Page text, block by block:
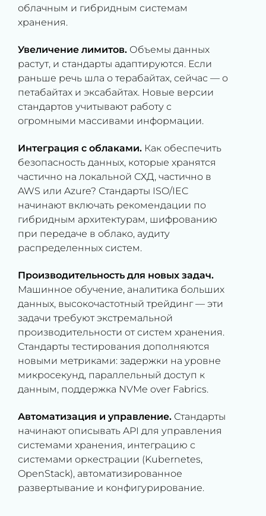
облачным и гибридным системам
хранения.
Увеличение лимитов. Объемы данных
растут, и стандарты адаптируются. Если
раньше речь шла о терабайтах, сейчас — о
петабайтах и эксабайтах. Новые версии
стандартов учитывают работу с
огромными массивами информации.
Интеграция с облаками. Как обеспечить
безопасность данных, которые хранятся
частично на локальной СХД, частично в
AWS или Azure? Стандарты ISO/IEC
начинают включать рекомендации по
гибридным архитектурам, шифрованию
при передаче в облако, аудиту
распределенных систем.
Производительность для новых задач.
Машинное обучение, аналитика больших
данных, высокочастотный трейдинг — эти
задачи требуют экстремальной
производительности от систем хранения.
Стандарты тестирования дополняются
новыми метриками: задержки на уровне
микросекунд, параллельный доступ к
данным, поддержка NVMe over Fabrics.
Автоматизация и управление. Стандарты
начинают описывать API для управления
системами хранения, интеграцию с
системами оркестрации (Kubernetes,
OpenStack), автоматизированное
развертывание и конфигурирование.